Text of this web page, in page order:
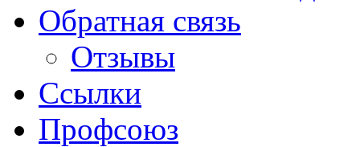
Обратная связь
Отзывы
Ссылки
Профсоюз